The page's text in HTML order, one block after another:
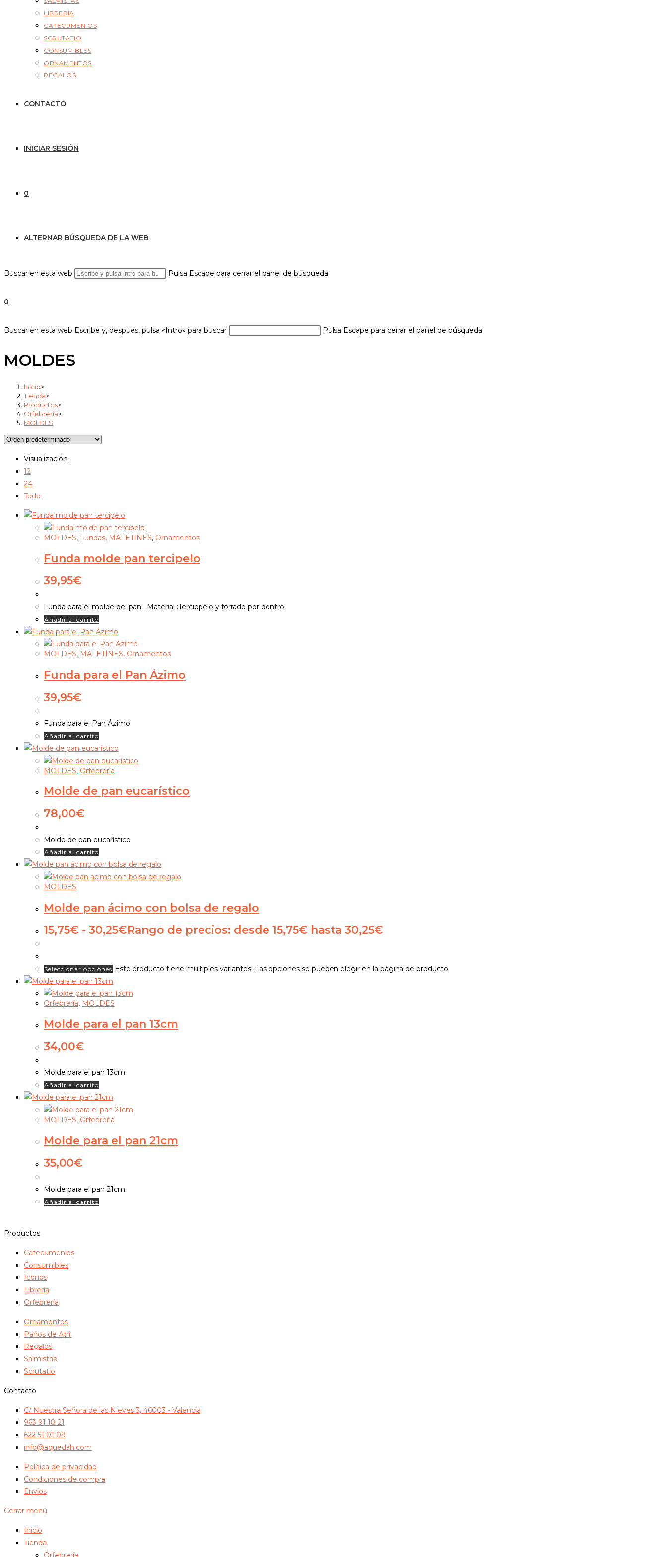
LIBRERÍA
CATECUMENIOS
SCRUTATIO
CONSUMIBLES
ORNAMENTOS
REGALOS
CONTACTO
INICIAR SESIÓN
0
ALTERNAR BÚSQUEDA DE LA WEB
Buscar en esta web Pulsa Escape para cerrar el panel de búsqueda.
0
Buscar en esta web Escribe y, después, pulsa «Intro» para buscar Pulsa Escape para cerrar el panel de búsqueda.
MOLDES
Inicio>
Tienda>
Productos>
Orfebrería>
MOLDES
Visualización:
12
24
Todo
MOLDES, Fundas, MALETINES, Ornamentos
Funda molde pan tercipelo
39,95€
Funda para el molde del pan . Material :Terciopelo y forrado por dentro.
Añadir al carrito
MOLDES, MALETINES, Ornamentos
Funda para el Pan Ázimo
39,95€
Funda para el Pan Ázimo
Añadir al carrito
MOLDES, Orfebrería
Molde de pan eucarístico
78,00€
Molde de pan eucarístico
Añadir al carrito
MOLDES
Molde pan ácimo con bolsa de regalo
15,75€ - 30,25€Rango de precios: desde 15,75€ hasta 30,25€
Seleccionar opciones Este producto tiene múltiples variantes. Las opciones se pueden elegir en la página de producto
Orfebrería, MOLDES
Molde para el pan 13cm
34,00€
Molde para el pan 13cm
Añadir al carrito
MOLDES, Orfebrería
Molde para el pan 21cm
35,00€
Molde para el pan 21cm
Añadir al carrito
Productos
Catecumenios
Consumibles
Iconos
Librería
Orfebrería
Ornamentos
Paños de Atril
Regalos
Salmistas
Scrutatio
Contacto
C/ Nuestra Señora de las Nieves 3, 46003 - Valencia
963 91 18 21
622 51 01 09
info@aquedah.com
Política de privacidad
Condiciones de compra
Envíos
Cerrar menú
Inicio
Tienda
Orfebrería